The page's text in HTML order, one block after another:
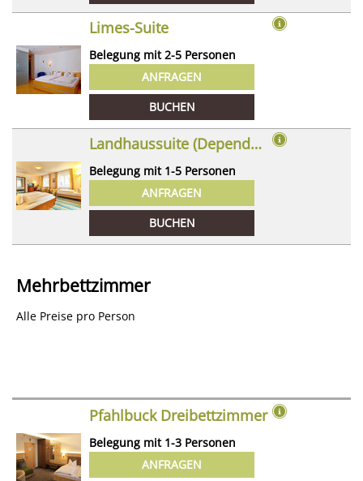
Limes-Suite
Belegung mit 2-5 Personen
ANFRAGEN
BUCHEN
Landhaussuite (Dependance)
Belegung mit 1-5 Personen
ANFRAGEN
BUCHEN
Mehrbettzimmer
Alle Preise pro Person
Pfahlbuck Dreibettzimmer
Belegung mit 1-3 Personen
ANFRAGEN